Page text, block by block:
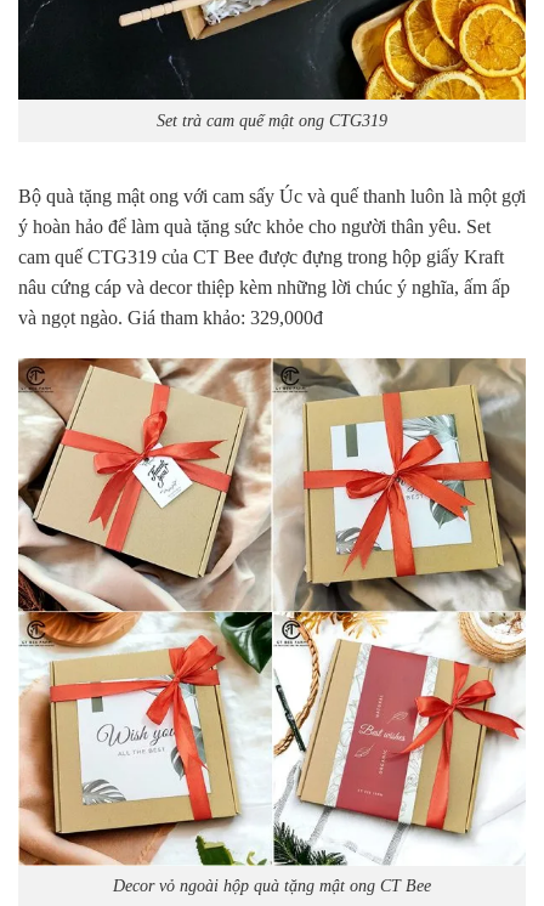
Set trà cam quế mật ong CTG319
Bộ quà tặng mật ong với cam sấy Úc và quế thanh luôn là một gợi
ý hoàn hảo để làm quà tặng sức khỏe cho người thân yêu. Set
cam quế CTG319 của CT Bee được đựng trong hộp giấy Kraft
nâu cứng cáp và decor thiệp kèm những lời chúc ý nghĩa, ấm ấp
và ngọt ngào. Giá tham khảo: 329,000đ
Decor vỏ ngoài hộp quà tặng mật ong CT Bee